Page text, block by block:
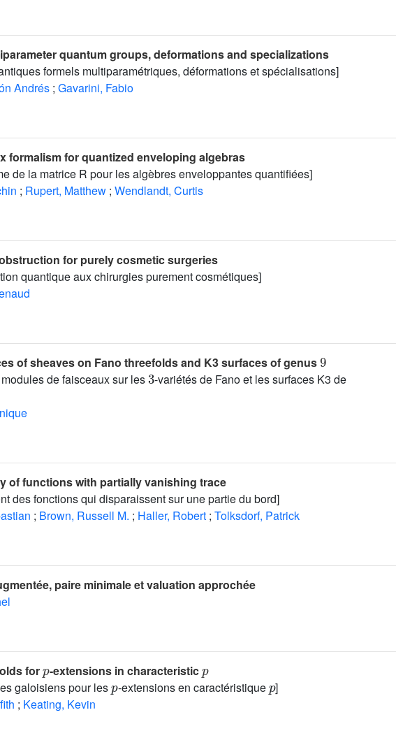
quantum groups, deformations and specializations
formels multiparamétriques, déformations et spécialisations]
Andrés ; Gavarini, Fabio
formalism for quantized enveloping algebras
de la matrice R pour les algèbres enveloppantes quantifiées]
; Rupert, Matthew ; Wendlandt, Curtis
for purely cosmetic surgeries
quantique aux chirurgies purement cosmétiques]
of sheaves on Fano threefolds and K3 surfaces of genus
de faisceaux sur les
3
-variétés de Fano et les surfaces K3 de
of functions with partially vanishing trace
des fonctions qui disparaissent sur une partie du bord]
; Brown, Russell M. ; Haller, Robert ; Tolksdorf, Patrick
paire minimale et valuation approchée
for -extensions in characteristic
galoisiens pour les
p
-extensions en caractéristique ]
; Keating, Kevin